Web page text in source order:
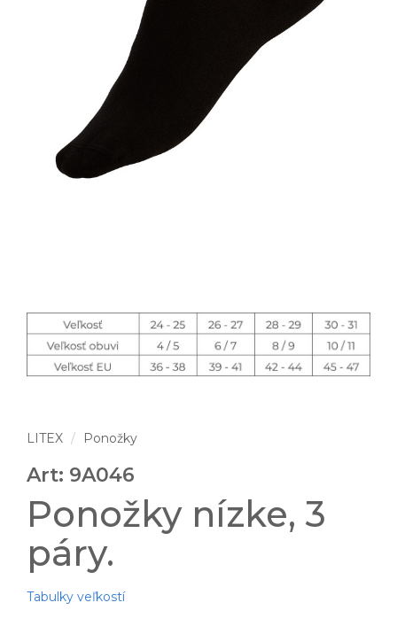
LITEX Ponožky
Art: 9A046
Ponožky nízke, 3
páry.
Tabulky veľkostí